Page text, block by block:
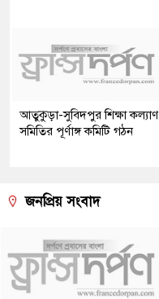
আতুকুড়া-সুবিদপুর শিক্ষা কল্যাণ
সমিতির পূর্ণাঙ্গ কমিটি গঠন
জনপ্রিয় সংবাদ